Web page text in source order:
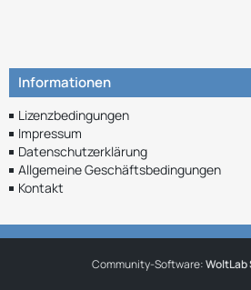
Informationen
Lizenzbedingungen
Impressum
Datenschutzerklärung
Allgemeine Geschäftsbedingungen
Kontakt
Community-Software:WoltLab